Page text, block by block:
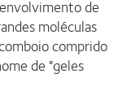
de
moléculas
comprido
de "geles